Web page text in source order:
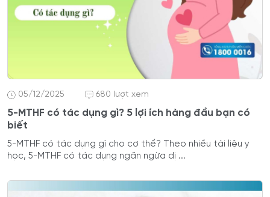
05/12/2025 680 lượt xem
5-MTHF có tác dụng gì? 5 lợi ích hàng đầu bạn có
biết
5-MTHF có tác dụng gì cho cơ thể? Theo nhiều tài liệu y
học, 5-MTHF có tác dụng ngăn ngừa dị ...